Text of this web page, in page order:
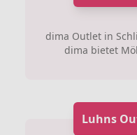
dima Outlet in
dima bietet
Luhns